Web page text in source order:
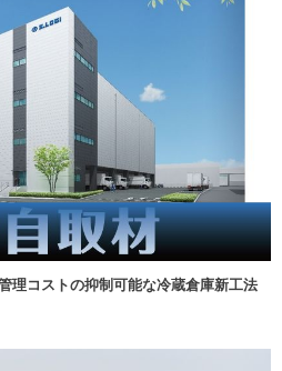
理コストの抑制可能な冷蔵倉庫新工法